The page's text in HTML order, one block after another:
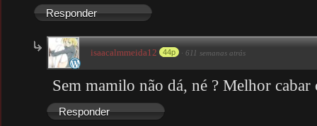
Responder
isaacalmmeida12 44p · 611 semanas atrás
Sem mamilo não dá, né ? Melhor cabar
Responder